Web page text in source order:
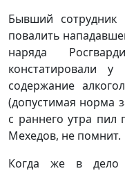
Бывший
повалить
наряда
констатировали
содержание
(допустимая норма
с раннего утра
Мехедов, не помнит.
Когда же в дело